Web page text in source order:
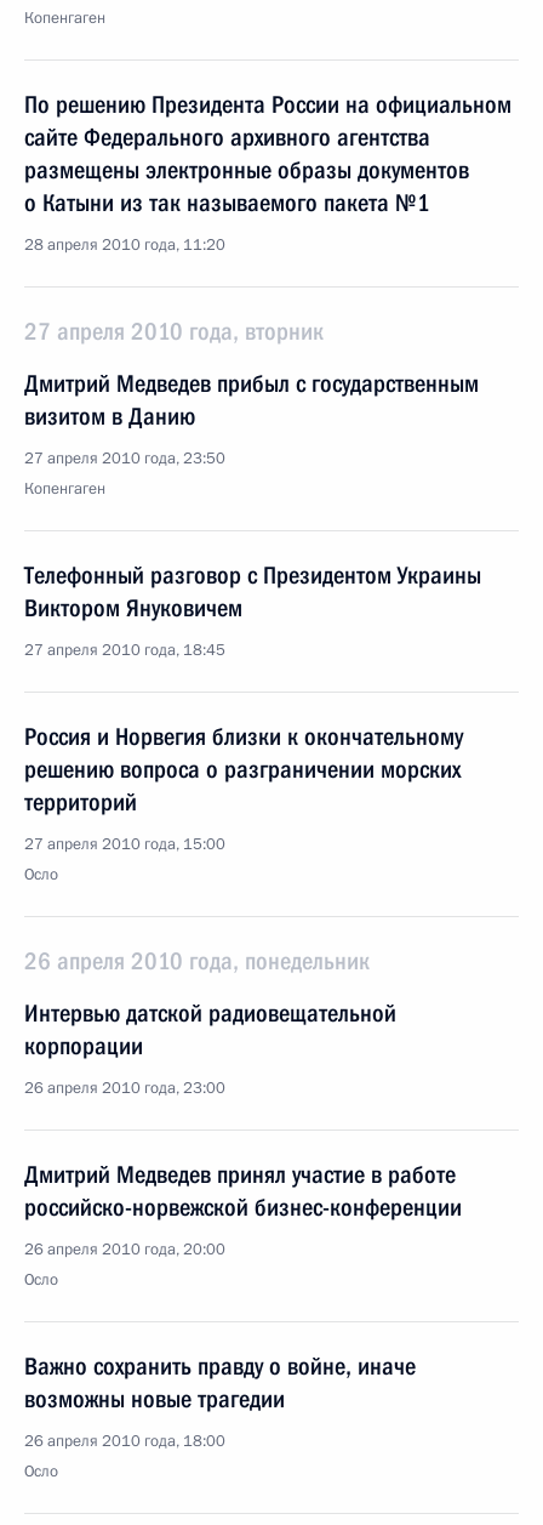
Копенгаген
По решению Президента России на официальном
сайте Федерального архивного агентства
размещены электронные образы документов
о Катыни из так называемого пакета №1
28 апреля 2010 года, 11:20
27 апреля 2010 года, вторник
Дмитрий Медведев прибыл с государственным
визитом в Данию
27 апреля 2010 года, 23:50
Копенгаген
Телефонный разговор с Президентом Украины
Виктором Януковичем
27 апреля 2010 года, 18:45
Россия и Норвегия близки к окончательному
решению вопроса о разграничении морских
территорий
27 апреля 2010 года, 15:00
Осло
26 апреля 2010 года, понедельник
Интервью датской радиовещательной
корпорации
26 апреля 2010 года, 23:00
Дмитрий Медведев принял участие в работе
российско-норвежской бизнес-конференции
26 апреля 2010 года, 20:00
Осло
Важно сохранить правду о войне, иначе
возможны новые трагедии
26 апреля 2010 года, 18:00
Осло